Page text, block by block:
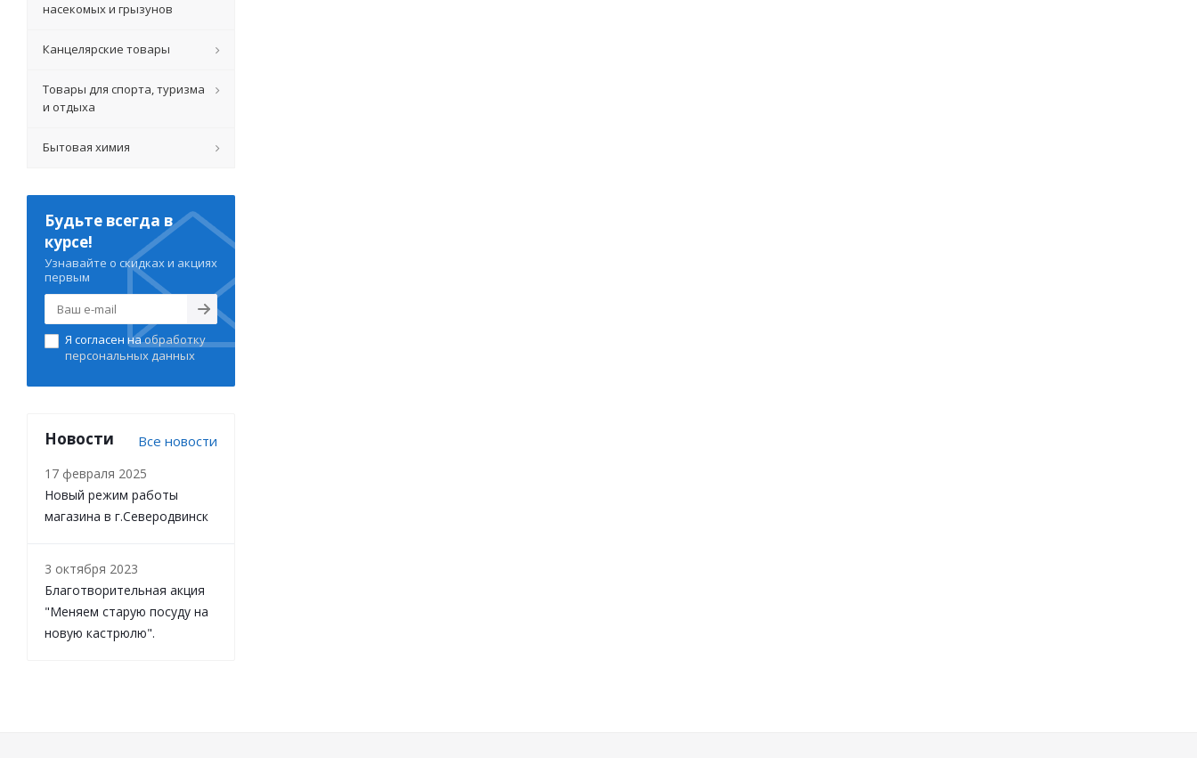
насекомых и грызунов
Канцелярские товары
Товары для спорта, туризма
и отдыха
Бытовая химия
Будьте всегда в
курсе!
Узнавайте о скидках и акциях
первым
Я согласен наобработку
персональных данных
Новости Все новости
17 февраля 2025
Новый режим работы
магазина в г.Северодвинск
3 октября 2023
Благотворительная акция
"Меняем старую посуду на
новую кастрюлю".